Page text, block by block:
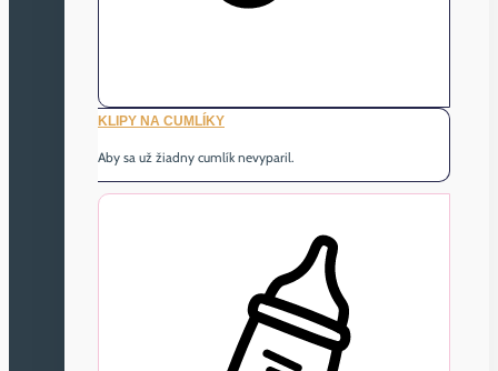
KLIPY NA CUMLÍKY
Aby sa už žiadny cumlík nevyparil.